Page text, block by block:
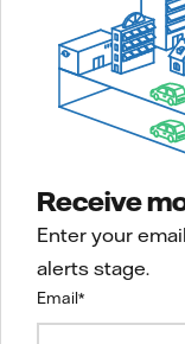
Receive
Enter your
alerts stage.
Email*